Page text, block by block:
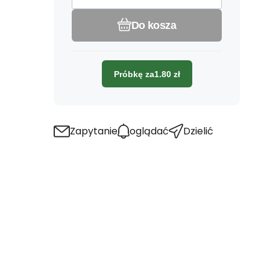
Do kosza
Próbkę za1.80 zł
Zapytanie oglądać Dzielić